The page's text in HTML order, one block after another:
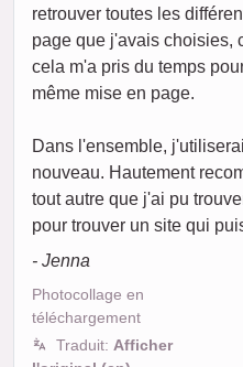
retrouver toutes les
page que j'avais choisies,
cela m'a pris du temps
même mise en page.
Dans l'ensemble,
nouveau. Hautement
tout autre que j'ai pu
pour trouver un site qui
- Jenna
Photocollage en
téléchargement
Traduit: Afficher